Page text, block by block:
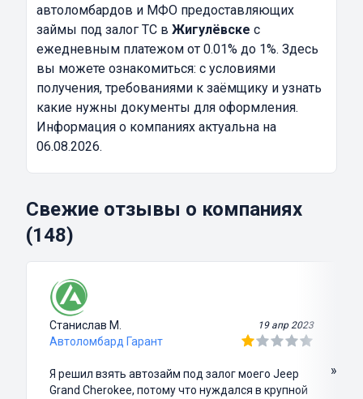
автоломбардов и МФО предоставляющих
займы под залог ТС в Жигулёвске с
ежедневным платежом от 0.01% до 1%. Здесь
вы можете ознакомиться: с условиями
получения, требованиями к заёмщику и узнать
какие нужны документы для оформления.
Информация о компаниях актуальна на
06.08.2026.
Свежие отзывы о компаниях
(148)
Станислав М. 19 апр 2023
Автоломбард Гарант
Я решил взять автозайм под залог моего Jeep
Grand Cherokee, потому что нуждался в крупной
»